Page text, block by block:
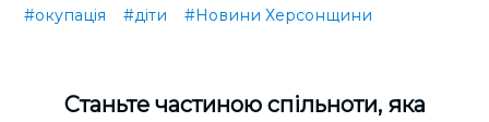
#окупація #діти #Новини Херсонщини
Cтаньте частиною спільноти, яка